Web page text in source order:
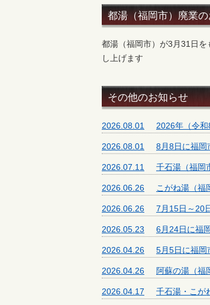
都湯（福岡市）廃業
都湯（福岡市）が3月31日
し上げます
その他のお知らせ
2026.08.01 2026年（令
2026.08.01 8月8日に福岡
2026.07.11 千石湯（福岡
2026.06.26 こがね湯（福
2026.06.26 7月15日～20
2026.05.23 6月24日に福
2026.04.26 5月5日に福岡
2026.04.26 阿蘇の湯（福
2026.04.17 千石湯・こが